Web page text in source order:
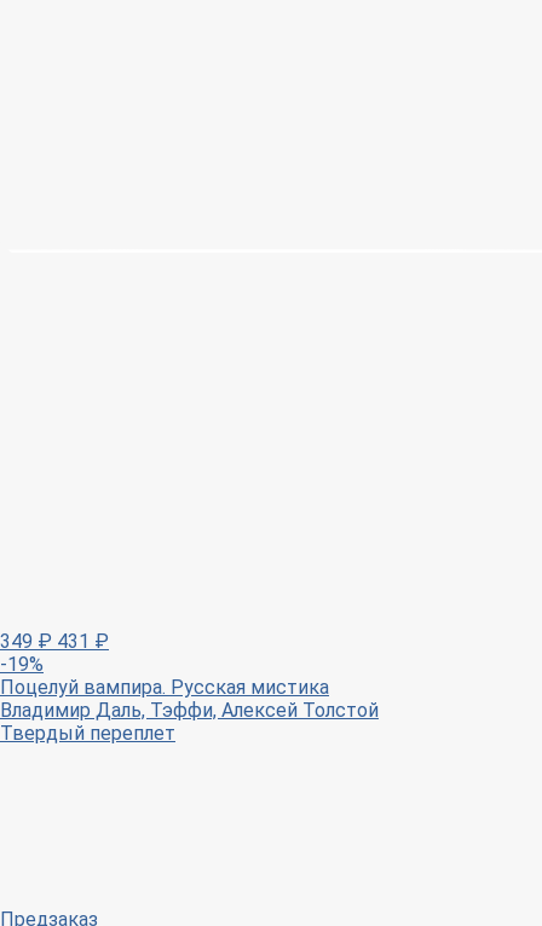
349 ₽ 431 ₽
-19%
Поцелуй вампира. Русская мистика
Владимир Даль, Тэффи, Алексей Толстой
Твердый переплет
Предзаказ